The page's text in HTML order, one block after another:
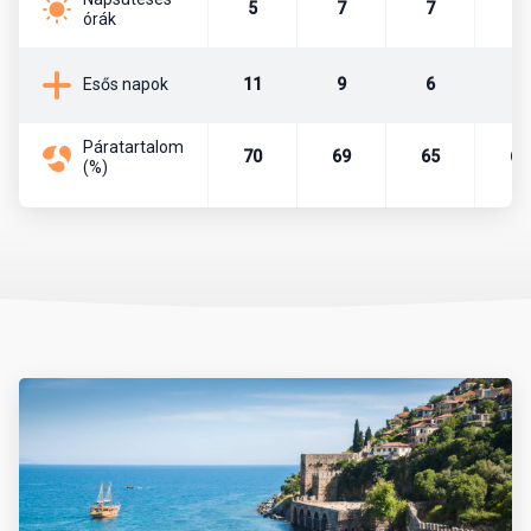
ülésezik a parlament, illetve itt találhatók a fontosabb
alapítója, Mustafa Kemal Atatürk is az itt lévő Anitkabir
mauzóleumban.
Pénznem, pénzváltás
Célszerű eurót vagy dollárt még Magyarországról magunkkal
vinni és azt a helyszínen átváltani, de csak hivatalos beváltó
helyeken, azaz hivatalos devizaváltóknál, illetve bankokban.
Nagyvárosokban és a tengerpartokon, népszerű üdülőhelyeken,
turistaközpontokban szinte mindenhol elfogadnak eurót is.
órák
5 7 7
Esős napok 11 9 6
Páratartalom
(%)
70 69 65 67